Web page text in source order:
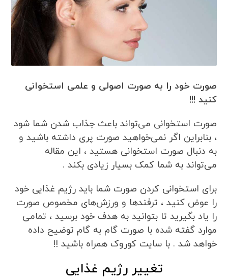
صورت خود را به صورت اصولی و علمی استخوانی
کنید !!!
صورت استخوانی می‌تواند باعث جذاب شدن شما شود
، بنابراین اگر نمی‌خواهید صورت پری داشته باشید و
به دنبال صورت استخوانی هستید ، این مقاله
می‌تواند به شما کمک بسیار زیادی بکند .
برای استخوانی کردن صورت شما باید رژیم غذایی خود
را عوض کنید ، ترفندها و ورزش‌های مخصوص صورت
را یاد بگیرید تا بتوانید به هدف خود برسید ، تمامی
موارد گفته شده با صورت گام به گام توضیح داده
خواهد شد . با سایت کوروک همراه باشید !!
تغییر رژیم غذایی